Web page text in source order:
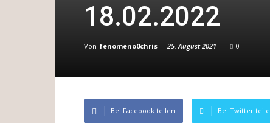
18.02.2022
Von fenomeno0chris - 25. August 2021 0
Bei Facebook teilen Bei Twitter